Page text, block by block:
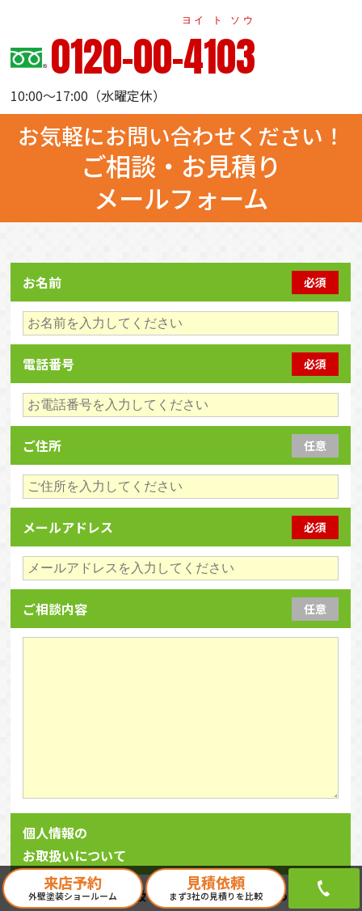
0120-00-4103
ヨイ ト ソウ
10:00～17:00（水曜定休）
お気軽にお問い合わせください！
ご相談・お見積り
メールフォーム
お名前 必須
電話番号 必須
ご住所 任意
メールアドレス 必須
ご相談内容 任意
個人情報の
お取扱いについて
個人情報のお取扱いに関する詳細はこちらをご
来店予約
外壁塗装ショールーム
見積依頼
まず3社の見積りを比較